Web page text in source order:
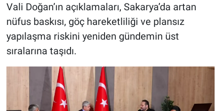
Vali Doğan’ın açıklamaları, Sakarya’da artan
nüfus baskısı, göç hareketliliği ve plansız
yapılaşma riskini yeniden gündemin üst
sıralarına taşıdı.